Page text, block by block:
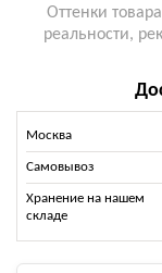
Оттенки
реальности,
Москва
Самовывоз
Хранение на нашем
складе